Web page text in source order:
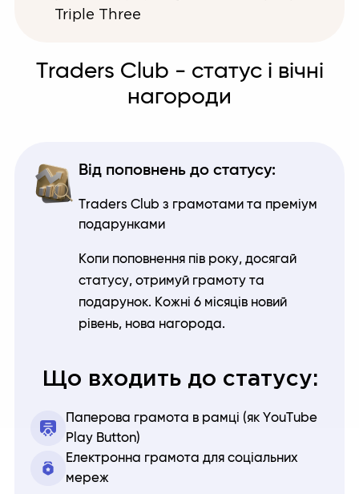
Triple Three
Traders Club - статус і вічні
нагороди
Від поповнень до статусу:
Traders Club з грамотами та преміум
подарунками
Копи поповнення пів року, досягай
статусу, отримуй грамоту та
подарунок. Кожні 6 місяців новий
рівень, нова нагорода.
Що входить до статусу:
Паперова грамота в рамці (як YouTube
Play Button)
Електронна грамота для соціальних
мереж